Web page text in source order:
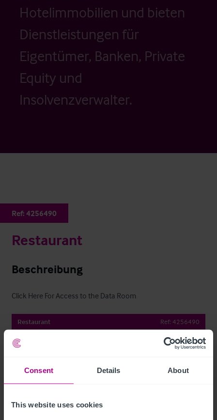
Consent Details About
This website uses cookies
Hotelimmobilien und bieten
Dienstleistungen für
Eigentümer, Banken, Private
Equity und
Insolvenzverwalter.
Ref: 4256490
Restaurant
Beschreibung
Click Here For Access to the Data Room
Restaurant Ref: 4256490
Per E-Mail Teilen